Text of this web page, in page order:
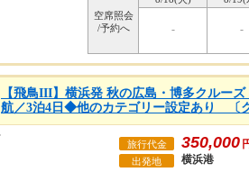
空席照会
/予約へ
- -
【飛鳥III】横浜発 秋の広島・博多クルー
航／3泊4日◆他のカテゴリー設定あり 〔ク
旅行代金 350,000
出発地 横浜港